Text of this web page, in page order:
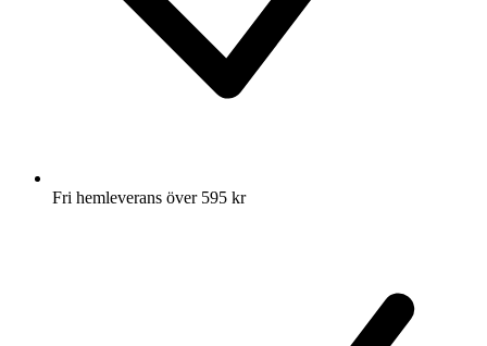
Fri hemleverans över 595 kr